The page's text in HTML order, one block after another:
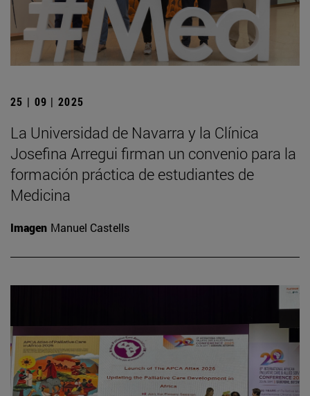
25 | 09 | 2025
La Universidad de Navarra y la Clínica
Josefina Arregui firman un convenio para la
formación práctica de estudiantes de
Medicina
Imagen Manuel Castells